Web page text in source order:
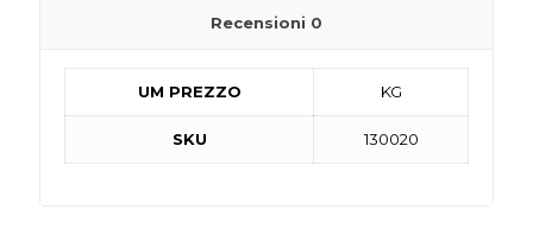
Recensioni 0
UM PREZZO KG
SKU 130020